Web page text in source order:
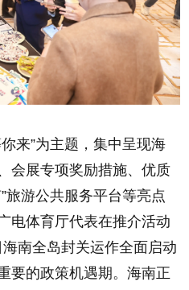
来”为主题，集中呈现海
会展专项奖励措施、优质
旅游公共服务平台等亮点
电体育厅代表在推介活动
南全岛封关运作全面启动
要的政策机遇期。海南正